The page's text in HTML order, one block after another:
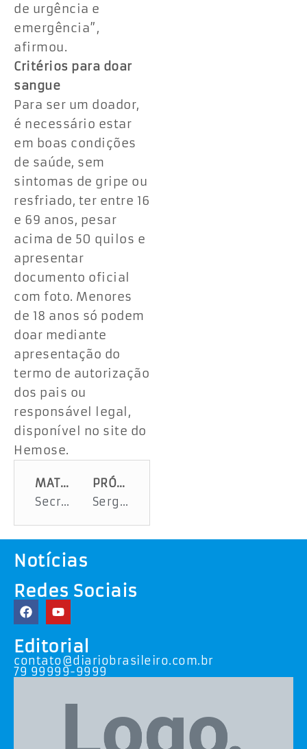
de urgência e
emergência”,
afirmou.
Critérios para doar
sangue
Para ser um doador,
é necessário estar
em boas condições
de saúde, sem
sintomas de gripe ou
resfriado, ter entre 16
e 69 anos, pesar
acima de 50 quilos e
apresentar
documento oficial
com foto. Menores
de 18 anos só podem
doar mediante
apresentação do
termo de autorização
dos pais ou
responsável legal,
disponível no site do
Hemose.
MATÉRIA ANTERIOR
Secretaria de Estado da Saúde recebe propostas técnicas e financeiras para construção da nova Maternidade Nossa Senhora de Lourdes
PRÓXIMA MATÉRIA
Sergas é reconhecida como a melhor empresa fornecedora de gás no mercado condominial
Notícias
Redes Sociais
Editorial
contato@diariobrasileiro.com.br
79 99999-9999